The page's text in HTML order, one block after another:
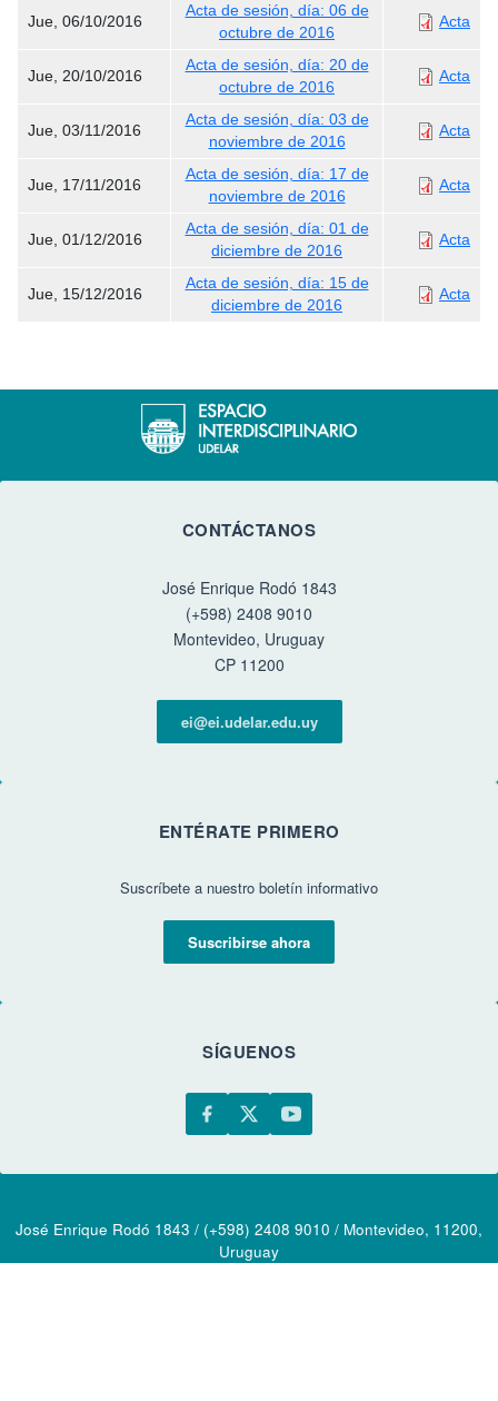
Jue, 06/10/2016
Acta de sesión, día: 06 de
octubre de 2016
Acta
Jue, 20/10/2016
Acta de sesión, día: 20 de
octubre de 2016
Acta
Jue, 03/11/2016
Acta de sesión, día: 03 de
noviembre de 2016
Acta
Jue, 17/11/2016
Acta de sesión, día: 17 de
noviembre de 2016
Acta
Jue, 01/12/2016
Acta de sesión, día: 01 de
diciembre de 2016
Acta
Jue, 15/12/2016
Acta de sesión, día: 15 de
diciembre de 2016
Acta
CONTÁCTANOS
José Enrique Rodó 1843
(+598) 2408 9010
Montevideo, Uruguay
CP 11200
ei@ei.udelar.edu.uy
ENTÉRATE PRIMERO
Suscríbete a nuestro boletín informativo
Suscribirse ahora
SÍGUENOS
José Enrique Rodó 1843 / (+598) 2408 9010 / Montevideo, 11200,
Uruguay